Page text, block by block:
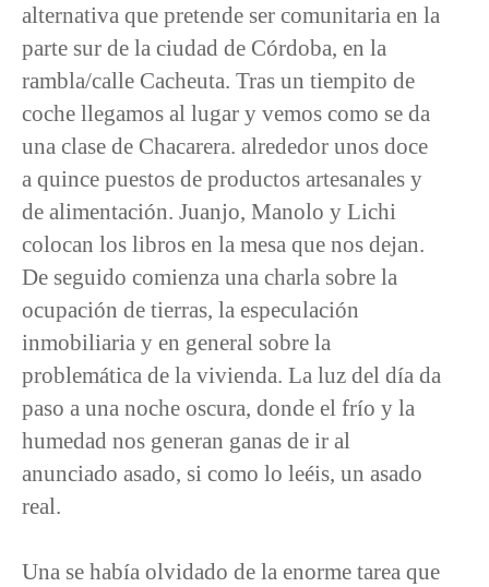
alternativa que pretende ser comunitaria en la
parte sur de la ciudad de Córdoba, en la
rambla/calle Cacheuta. Tras un tiempito de
coche llegamos al lugar y vemos como se da
una clase de Chacarera. alrededor unos doce
a quince puestos de productos artesanales y
de alimentación. Juanjo, Manolo y Lichi
colocan los libros en la mesa que nos dejan.
De seguido comienza una charla sobre la
ocupación de tierras, la especulación
inmobiliaria y en general sobre la
problemática de la vivienda. La luz del día da
paso a una noche oscura, donde el frío y la
humedad nos generan ganas de ir al
anunciado asado, si como lo leéis, un asado
real.
Una se había olvidado de la enorme tarea que